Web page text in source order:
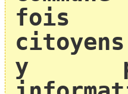
fois
y